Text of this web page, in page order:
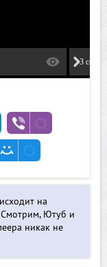
3 серия
на
Ютуб и
никак не